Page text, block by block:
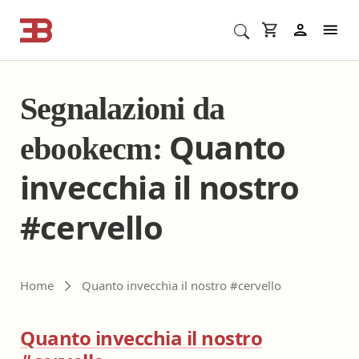
Cerca corsi ECM o altro
Segnalazioni da
ebookecm: Quanto
invecchia il nostro
#cervello
Home Quanto invecchia il nostro #cervello
Quanto invecchia il nostro